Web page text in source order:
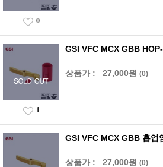
0
GSI VFC MCX GBB
상품가 : 27,000원 (0)
1
GSI VFC MCX GBB 홉업
상품가 : 27,000원 (0)